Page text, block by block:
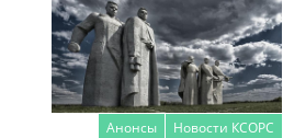
Анонсы Новости КСОРС